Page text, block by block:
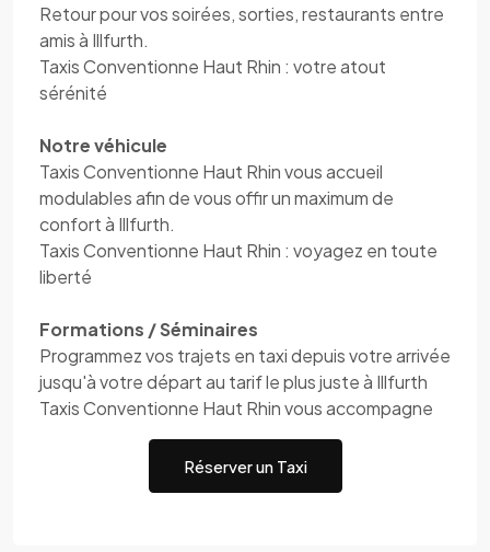
Retour pour vos soirées, sorties, restaurants entre
amis à Illfurth.
Taxis Conventionne Haut Rhin : votre atout
sérénité
Notre véhicule
Taxis Conventionne Haut Rhin vous accueil
modulables afin de vous offir un maximum de
confort à Illfurth.
Taxis Conventionne Haut Rhin : voyagez en toute
liberté
Formations / Séminaires
Programmez vos trajets en taxi depuis votre arrivée
jusqu'à votre départ au tarif le plus juste à Illfurth
Taxis Conventionne Haut Rhin vous accompagne
Réserver un Taxi